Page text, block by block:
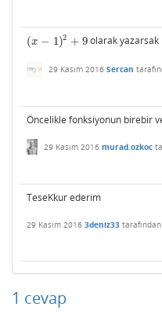
(x − 1)2 + 9
(x− 1)2 +9 olarak yazarsak
29 Kasım 2016 Sercan
Öncelikle fonksiyonun birebir
29 Kasım 2016 murad.ozkoc
TeseKkur ederim
29 Kasım 2016 3deniz33 tarafından
1 cevap